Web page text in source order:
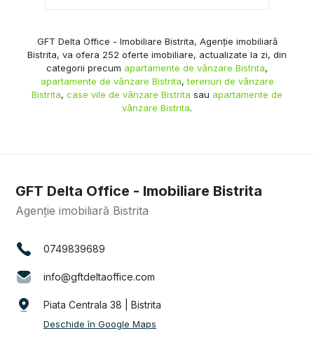
GFT Delta Office - Imobiliare Bistrita, Agenție imobiliară
Bistrita, va ofera 252 oferte imobiliare, actualizate la zi, din
categorii precum apartamente de vânzare Bistrita,
apartamente de vânzare Bistrita,terenuri de vânzare
Bistrita, case vile de vânzare Bistrita sau apartamente de
vânzare Bistrita.
GFT Delta Office - Imobiliare Bistrita
Agenție imobiliară Bistrita
0749839689
info@gftdeltaoffice.com
Piata Centrala 38 | Bistrita
Deschide în Google Maps